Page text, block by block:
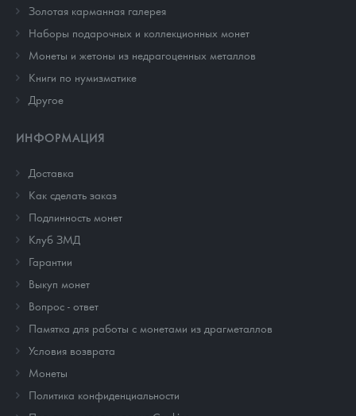
Золотая карманная галерея
Наборы подарочных и коллекционных монет
Монеты и жетоны из недрагоценных металлов
Книги по нумизматике
Другое
ИНФОРМАЦИЯ
Доставка
Как сделать заказ
Подлинность монет
Клуб ЗМД
Гарантии
Выкуп монет
Вопрос - ответ
Памятка для работы с монетами из драгметаллов
Условия возврата
Монеты
Политика конфиденциальности